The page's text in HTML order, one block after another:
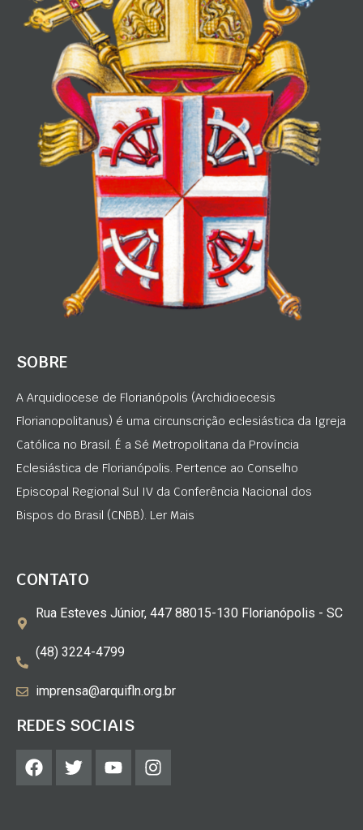
SOBRE
A Arquidiocese de Florianópolis (Archidioecesis
Florianopolitanus) é uma circunscrição eclesiástica da Igreja
Católica no Brasil. É a Sé Metropolitana da Província
Eclesiástica de Florianópolis. Pertence ao Conselho
Episcopal Regional Sul IV da Conferência Nacional dos
Bispos do Brasil (CNBB). Ler Mais
CONTATO
Rua Esteves Júnior, 447 88015-130 Florianópolis - SC
(48) 3224-4799
imprensa@arquifln.org.br
REDES SOCIAIS